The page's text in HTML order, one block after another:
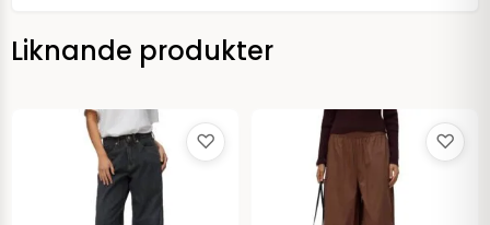
Liknande produkter
♡ ♡